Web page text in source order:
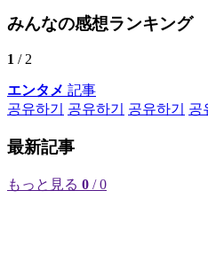
みんなの感想ランキング
1 / 2
エンタメ 記事
공유하기
공유하기 공유하기 공
最新記事
もっと見る 0 / 0